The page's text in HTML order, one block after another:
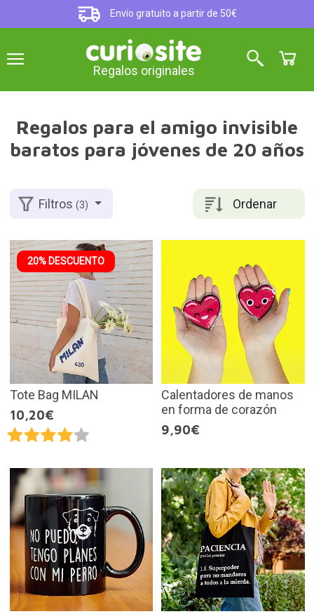
Envío gratuito a partir de 50€
Regalos originales
Regalos para el amigo invisible
baratos para jóvenes de 20 años
Ordenar
Filtros(3)
20% DESCUENTO
Tote Bag MILAN
10,20€
Calentadores de manos
en forma de corazón
9,90€